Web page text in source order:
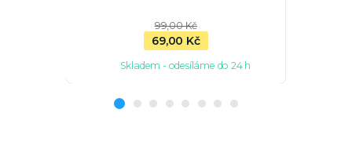
99,00 Kč
69,00 Kč
Skladem - odesíláme do 24 h